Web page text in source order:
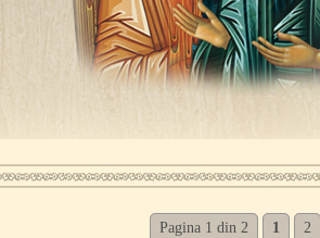
Pagina 1 din 2 1 2